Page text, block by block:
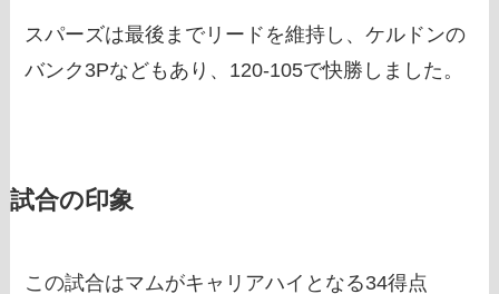
スパーズは最後までリードを維持し、ケルドンの
バンク3Pなどもあり、120-105で快勝しました。
試合の印象
この試合はマムがキャリアハイとなる34得点